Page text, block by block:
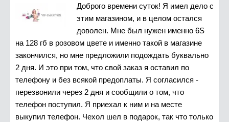
Доброго времени суток! Я имел дело с
этим магазином, и в целом остался
доволен. Мне был нужен именно 6S
на 128 гб в розовом цвете и именно такой в магазине
закончился, но мне предложили подождать буквально
2 дня. И это при том, что свой заказ я оставил по
телефону и без всякой предоплаты. Я согласился -
перезвонили через 2 дня и сообщили о том, что
телефон поступил. Я приехал к ним и на месте
выкупил телефон. Чехол шел в подарок, так что только